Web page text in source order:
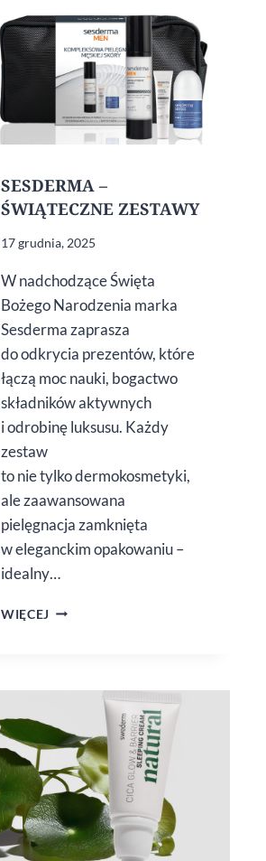
SESDERMA –
ŚWIĄTECZNE ZESTAWY
17 grudnia, 2025
W nadchodzące Święta
Bożego Narodzenia marka
Sesderma zaprasza
do odkrycia prezentów, które
łączą moc nauki, bogactwo
składników aktywnych
i odrobinę luksusu. Każdy
zestaw
to nie tylko dermokosmetyki,
ale zaawansowana
pielęgnacja zamknięta
w eleganckim opakowaniu –
idealny…
WIĘCEJ SESDERMA